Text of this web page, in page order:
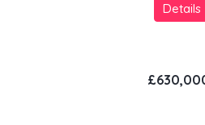
Details